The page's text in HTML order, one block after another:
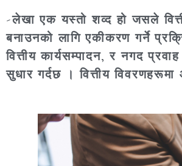
-लेखा एक यस्तो शव्द हो जसले
बनाउनको लागि एकीकरण गर्ने
वित्तीय कार्यसम्पादन, र नगद
सुधार गर्दछ । वित्तीय